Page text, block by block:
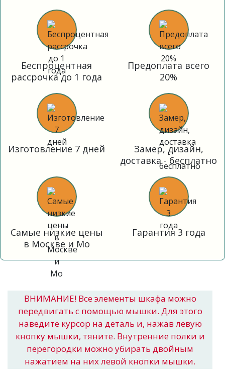
Беспроцентная
рассрочка до 1 года
Предоплата всего
20%
Изготовление 7 дней
Замер, дизайн,
доставка - бесплатно
Самые низкие цены
в Москве и Мо
Гарантия 3 года
ВНИМАНИЕ! Все элементы шкафа можно
передвигать с помощью мышки. Для этого
наведите курсор на деталь и, нажав левую
кнопку мышки, тяните. Внутренние полки и
перегородки можно убирать двойным
нажатием на них левой кнопки мышки.